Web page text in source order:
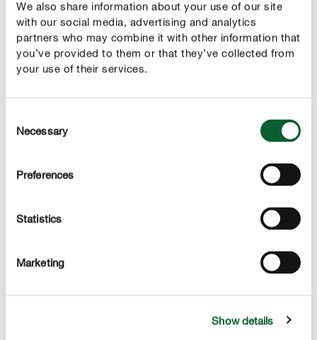
We also share information about your use of our site
with our social media, advertising and analytics
partners who may combine it with other information that
you’ve provided to them or that they’ve collected from
your use of their services.
Selection
Necessary
Preferences
Statistics
Marketing
Show details
uitgekomen jonge mijten aan te pakken.
Hiermee bestrijd je spintmijten